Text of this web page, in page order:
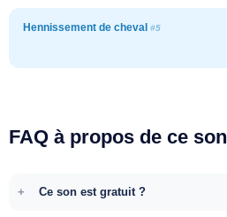
Hennissement de cheval #5
FAQ à propos de ce son
Ce son est gratuit ?